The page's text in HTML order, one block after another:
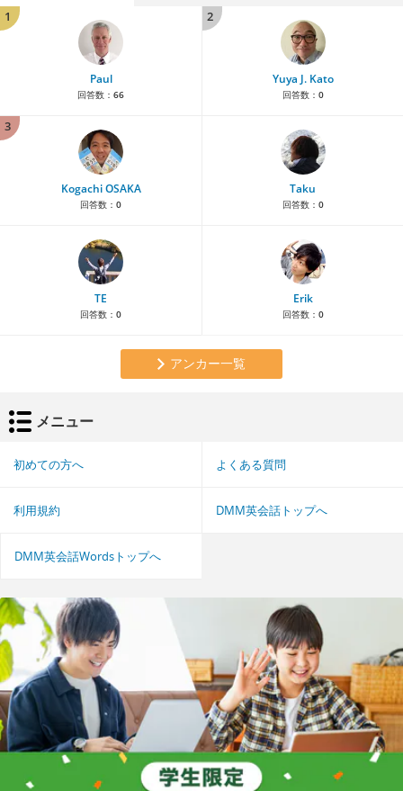
1
Paul
回答数： 66
2
Yuya J. Kato
回答数： 0
3
Kogachi OSAKA
回答数： 0
Taku
回答数： 0
TE
回答数： 0
Erik
回答数： 0
アンカー一覧
メニュー
初めての方へ よくある質問
利用規約 DMM英会話トップへ
DMM英会話Wordsトップへ